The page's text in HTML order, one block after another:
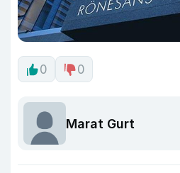
0 0
Marat Gurt